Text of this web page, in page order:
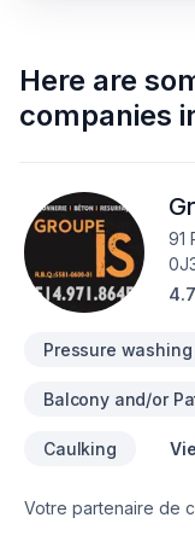
Here are
companies
91
4.7
Pressure washing
Balcony and/or
Caulking
Votre partenaire de